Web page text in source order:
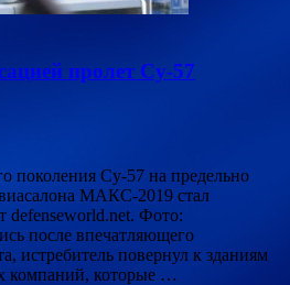
пролет Су-57
поколения Су-57 на предельно
МАКС-2019 стал
defenseworld.net. Фото:
после впечатляющего
истребитель повернул к зданиям
компаний, которые …